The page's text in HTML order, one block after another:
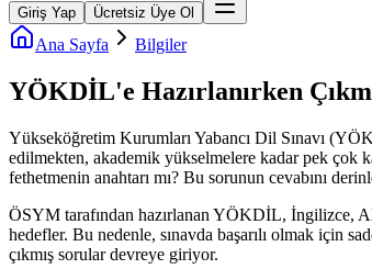
Giriş Yap Ücretsiz Üye Ol
Ana Sayfa Bilgiler
YÖKDİL'e Hazırlanırken
Yükseköğretim Kurumları Yabancı Dil Sınavı
edilmekten, akademik yükselmelere kadar pek çok
fethetmenin anahtarı mı? Bu sorunun cevabını
ÖSYM tarafından hazırlanan YÖKDİL, İngilizce,
hedefler. Bu nedenle, sınavda başarılı olmak için
çıkmış sorular devreye giriyor.